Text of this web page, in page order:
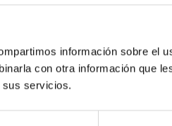
información sobre el
con otra información que
sus servicios.